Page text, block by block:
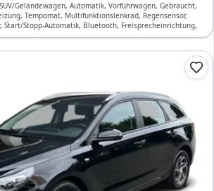
Geländewagen, Automatik, Vorführwagen, Gebraucht,
Tempomat, Multifunktionslenkrad, Regensensor,
Start/Stopp-Automatik, Bluetooth, Freisprecheinrichtung,
Front-, Seiten- und weitere Airbags